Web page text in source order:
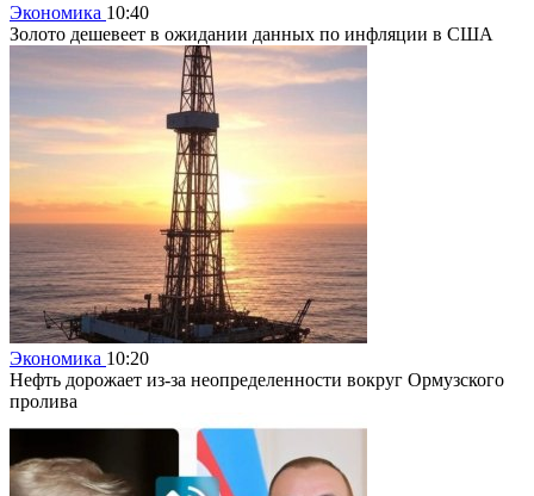
Экономика 10:40
Золото дешевеет в ожидании данных по инфляции в США
Экономика 10:20
Нефть дорожает из-за неопределенности вокруг Ормузского
пролива